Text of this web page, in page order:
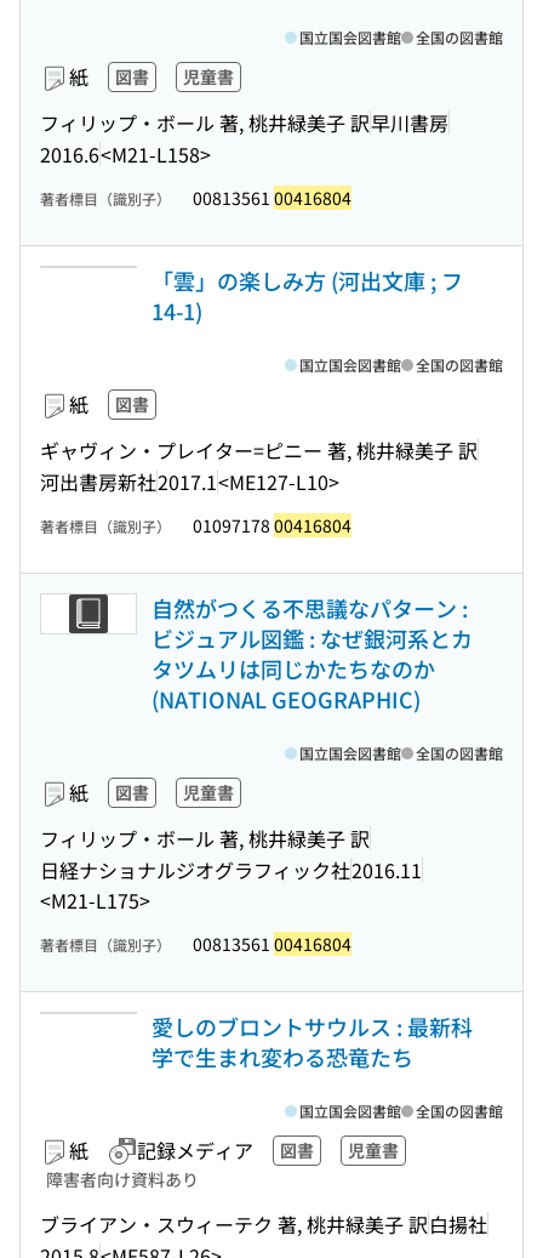
紙 図書 児童書
フィリップ・ボール 著, 桃井緑美子 訳早川書房
2016.6<M21-L158>
国立国会図書館 全国の図書館
著者標目（識別子） 00813561 00416804
「雲」の楽しみ方 (河出文庫 ; フ
14-1)
紙 図書
ギャヴィン・プレイター=ピニー 著, 桃井緑美子 訳
河出書房新社2017.1<ME127-L10>
国立国会図書館 全国の図書館
著者標目（識別子） 01097178 00416804
自然がつくる不思議なパターン :
ビジュアル図鑑 : なぜ銀河系とカ
タツムリは同じかたちなのか
(NATIONAL GEOGRAPHIC)
紙 図書 児童書
フィリップ・ボール 著, 桃井緑美子 訳
日経ナショナルジオグラフィック社2016.11
<M21-L175>
国立国会図書館 全国の図書館
著者標目（識別子） 00813561 00416804
愛しのブロントサウルス : 最新科
学で生まれ変わる恐竜たち
紙 記録メディア 図書
児童書
障害者向け資料あり
ブライアン・スウィーテク 著, 桃井緑美子 訳白揚社
国立国会図書館 全国の図書館